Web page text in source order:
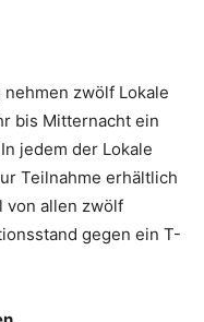
zwölf Lokale
bis Mitternacht ein
jedem der Lokale
Teilnahme erhältlich
von allen zwölf
gegen ein T-